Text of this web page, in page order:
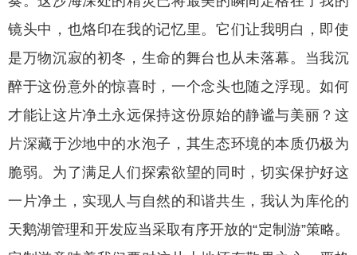
镜头中，也烙印在我的记忆里。它们让我明白，即使
是万物沉寂的初冬，生命的舞台也从未落幕。当我沉
醉于这份意外的惊喜时，一个念头也随之浮现。如何
才能让这片净土永远保持这份原始的静谧与美丽？这
片深藏于沙地中的水泡子，其生态环境的本质仍极为
脆弱。为了满足人们探索欲望的同时，切实保护好这
一片净土，实现人与自然的和谐共生，我认为库伦的
天鹅湖管理和开发应当采取有序开放的“定制游”策略。